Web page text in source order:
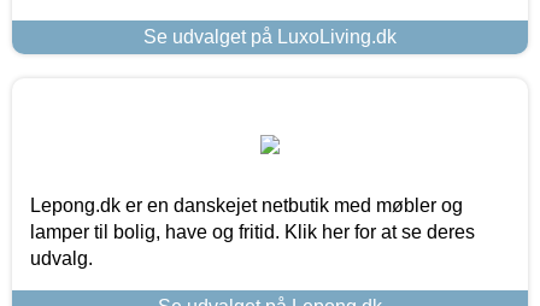
Se udvalget på LuxoLiving.dk
Lepong.dk er en danskejet netbutik med møbler og
lamper til bolig, have og fritid. Klik her for at se deres
udvalg.